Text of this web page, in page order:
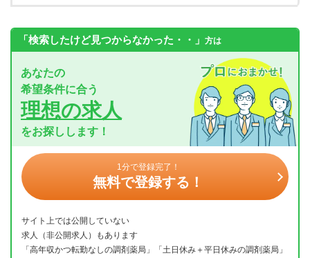
「検索したけど見つからなかった・・」 方は
あなたの
希望条件に合う
理想の求人
をお探しします！
1分で登録完了！
無料で登録する！
サイト上では公開していない
求人（非公開求人）もあります
「高年収かつ転勤なしの調剤薬局」「土日休み＋平日休みの調剤薬局」